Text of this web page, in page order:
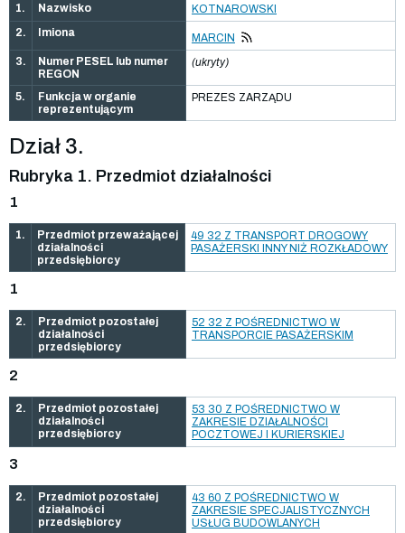
1. Nazwisko
KOTNAROWSKI
2.
Imiona
MARCIN
3.
Numer PESEL lub numer
REGON
(ukryty)
5.
Funkcja w organie
reprezentującym
PREZES ZARZĄDU
Dział 3.
Rubryka 1. Przedmiot działalności
1
1.
Przedmiot przeważającej
działalności
przedsiębiorcy
49 32 Z TRANSPORT DROGOWY
PASAŻERSKI INNY NIŻ ROZKŁADOWY
1
2.
Przedmiot pozostałej
działalności
przedsiębiorcy
52 32 Z POŚREDNICTWO W
TRANSPORCIE PASAŻERSKIM
2
2.
Przedmiot pozostałej
działalności
przedsiębiorcy
53 30 Z POŚREDNICTWO W
ZAKRESIE DZIAŁALNOŚCI
POCZTOWEJ I KURIERSKIEJ
3
2.
Przedmiot pozostałej
działalności
przedsiębiorcy
43 60 Z POŚREDNICTWO W
ZAKRESIE SPECJALISTYCZNYCH
USŁUG BUDOWLANYCH